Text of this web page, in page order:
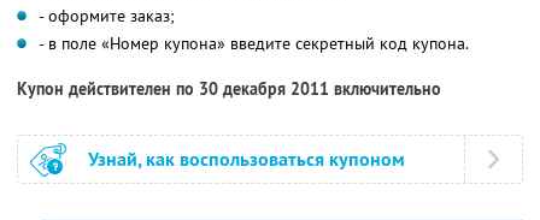
- оформите заказ;
- в поле «Номер купона» введите секретный код купона.
Купон действителен по 30 декабря 2011 включительно
Узнай, как воспользоваться купоном